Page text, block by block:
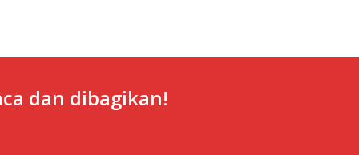
dan dibagikan!